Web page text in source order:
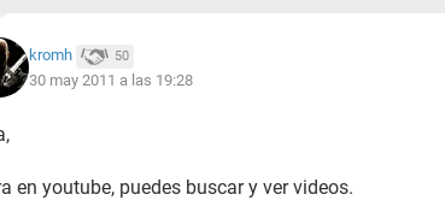
kromh 50
30 may 2011 a las 19:28
en youtube, puedes buscar y ver videos.